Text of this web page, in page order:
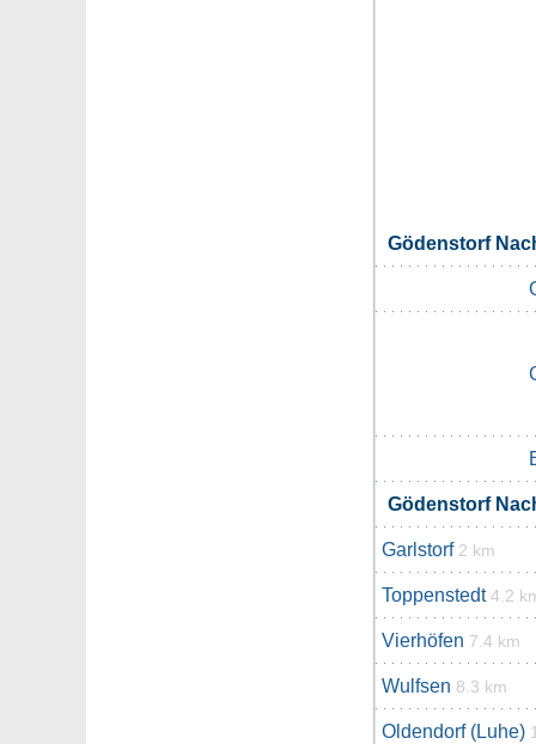
Gödenstorf
Gödenstorf
Garlstorf 2 km
Toppenstedt 4.2
Vierhöfen 7.4 km
Wulfsen 8.3 km
Oldendorf (Luhe)